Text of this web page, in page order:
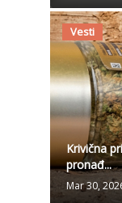
Vesti
Krivična
pronađ...
Mar 30,